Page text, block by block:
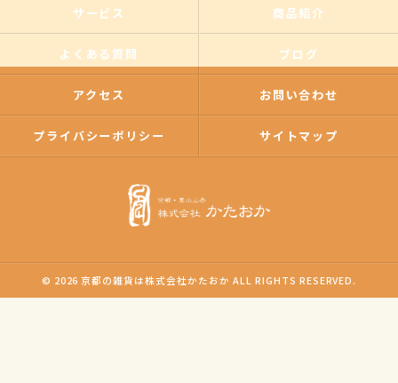
サービス 商品紹介
よくある質問 ブログ
アクセス お問い合わせ
プライバシーポリシー サイトマップ
© 2026 京都の雑貨は株式会社かたおか ALL RIGHTS RESERVED.